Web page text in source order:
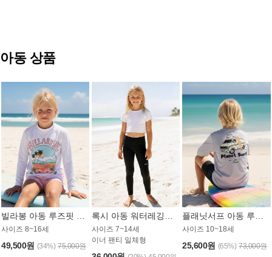
아동 상품
사이즈 8~16세
49,500원 (34%) 75,000원
사이즈 7~14세
이너 팬티 일체형
사이즈 10~18세
25,600원 (65%) 73,000원